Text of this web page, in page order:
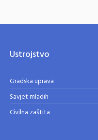
Ustrojstvo
Gradska uprava
Savjet mladih
Civilna zaštita